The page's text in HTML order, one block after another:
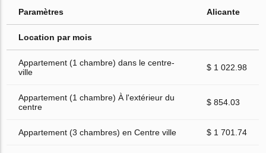
Paramètres Alicante
Location par mois
Appartement (1 chambre) dans le centre-
ville
$ 1 022.98
Appartement (1 chambre) À l'extérieur du
centre
$ 854.03
Appartement (3 chambres) en Centre ville $ 1 701.74